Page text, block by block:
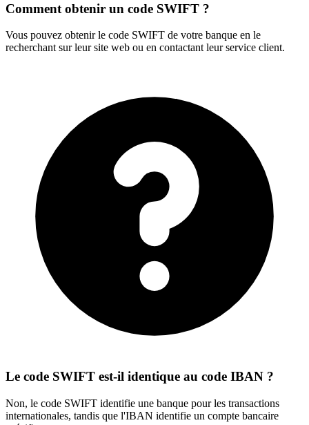
Comment obtenir un code SWIFT ?
Vous pouvez obtenir le code SWIFT de votre banque en le
recherchant sur leur site web ou en contactant leur service client.
Le code SWIFT est-il identique au code IBAN ?
Non, le code SWIFT identifie une banque pour les transactions
internationales, tandis que l'IBAN identifie un compte bancaire